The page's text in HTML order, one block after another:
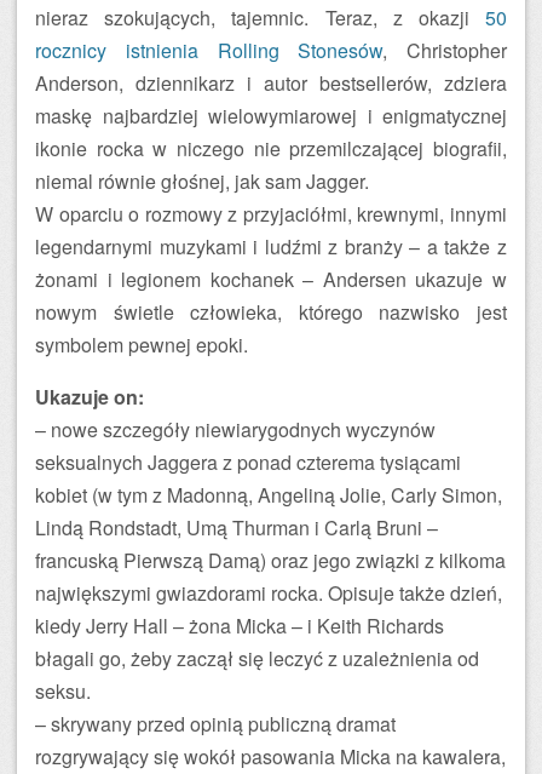
nieraz szokujących, tajemnic. Teraz, z okazji 50
rocznicy istnienia Rolling Stonesów, Christopher
Anderson, dziennikarz i autor bestsellerów, zdziera
maskę najbardziej wielowymiarowej i enigmatycznej
ikonie rocka w niczego nie przemilczającej biografii,
niemal równie głośnej, jak sam Jagger.
W oparciu o rozmowy z przyjaciółmi, krewnymi, innymi
legendarnymi muzykami i ludźmi z branży – a także z
żonami i legionem kochanek – Andersen ukazuje w
nowym świetle człowieka, którego nazwisko jest
symbolem pewnej epoki.
Ukazuje on:
– nowe szczegóły niewiarygodnych wyczynów
seksualnych Jaggera z ponad czterema tysiącami
kobiet (w tym z Madonną, Angeliną Jolie, Carly Simon,
Lindą Rondstadt, Umą Thurman i Carlą Bruni –
francuską Pierwszą Damą) oraz jego związki z kilkoma
największymi gwiazdorami rocka. Opisuje także dzień,
kiedy Jerry Hall – żona Micka – i Keith Richards
błagali go, żeby zaczął się leczyć z uzależnienia od
seksu.
– skrywany przed opinią publiczną dramat
rozgrywający się wokół pasowania Micka na kawalera,